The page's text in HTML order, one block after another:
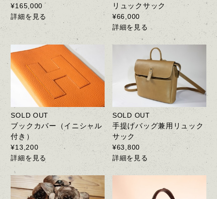
¥165,000
詳細を見る
リュックサック
¥66,000
詳細を見る
SOLD OUT
ブックカバー（イニシャル
付き）
¥13,200
詳細を見る
SOLD OUT
手提げバッグ兼用リュック
サック
¥63,800
詳細を見る